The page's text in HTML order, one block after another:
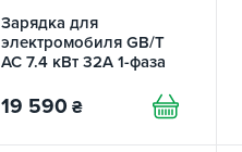
Зарядка для
электромобиля GB/T
AC 7.4 кВт 32А 1-фаза
19 590 ₴